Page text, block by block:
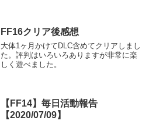
FF16クリア後感想
大体1ヶ月かけてDLC含めてクリアしまし
た。評判はいろいろありますが非常に楽
しく遊べました。
【FF14】毎日活動報告
【2020/07/09】